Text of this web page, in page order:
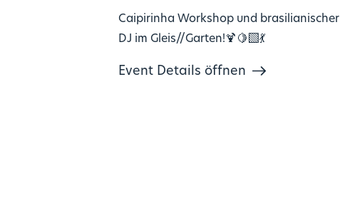
Caipirinha Workshop und brasilianischer
DJ im Gleis//Garten!🍹🍋‍🟩💃
Event Details öffnen